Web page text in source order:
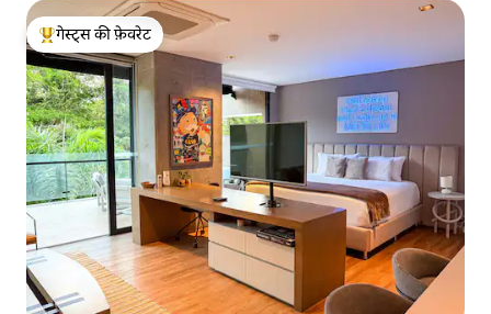
गेस्ट्स का टॉप फ़ेवरेट
गेस्ट्स की फ़ेवरेट